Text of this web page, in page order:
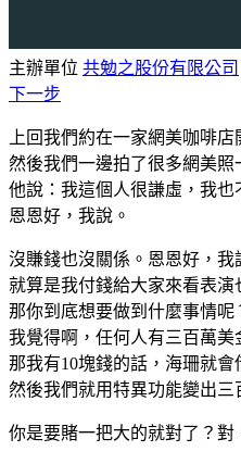
主辦單位 共勉之股份有限公司
下一步
上回我們約在一家網美咖啡
然後我們一邊拍了很多網美照
他說：我這個人很謙虛，我也
恩恩好，我說。
沒賺錢也沒關係。恩恩好，我
就算是我付錢給大家來看表演
那你到底想要做到什麼事情呢
我覺得啊，任何人有三百萬
那我有10塊錢的話，海珊就會
然後我們就用特異功能變出三
你是要賭一把大的就對了？對